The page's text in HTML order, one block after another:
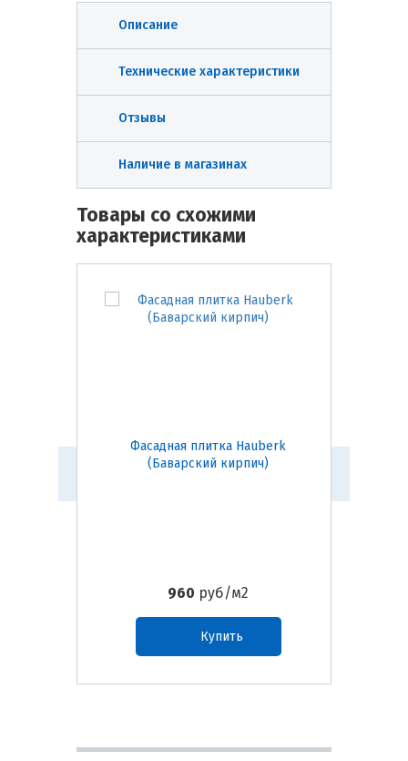
Описание
Технические характеристики
Отзывы
Наличие в магазинах
Товары со схожими
характеристиками
Фасадная плитка Hauberk
(Баварский кирпич)
960 руб/м2
Купить